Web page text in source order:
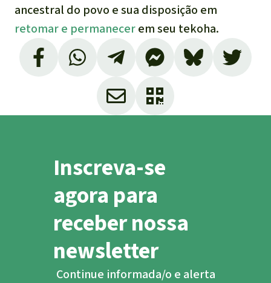
ancestral do povo e sua disposição em
retomar e permanecerem seu tekoha.
Inscreva-se
agora para
receber nossa
newsletter
Continue informada/o e alerta